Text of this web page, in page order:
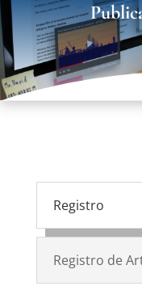
Registro
Registro de